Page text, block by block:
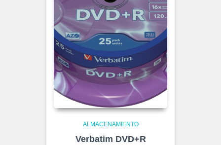
ALMACENAMIENTO
Verbatim DVD+R